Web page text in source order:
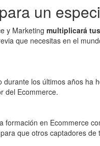
un
y Marketing multiplicará
que necesitas en el
durante los últimos años ha
del Ecommerce.
formación en Ecommerce
que otros captadores